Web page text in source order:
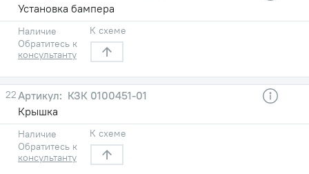
Установка бампера
Наличие
Обратитесь к
консультанту
К схеме
22
КЗК 0100451-01
Крышка
Наличие
Обратитесь к
консультанту
К схеме